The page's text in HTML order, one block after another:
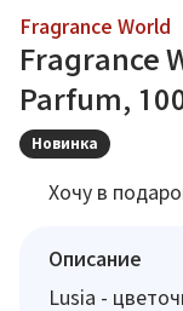
Fragrance World
Fragrance
Parfum,
Новинка
Хочу в
Описание
Lusia -